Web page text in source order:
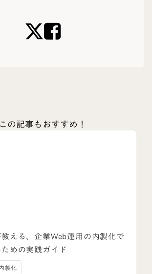
この記事もおすすめ！
える、企業Web運用の内製化で
めの実践ガイド
製化